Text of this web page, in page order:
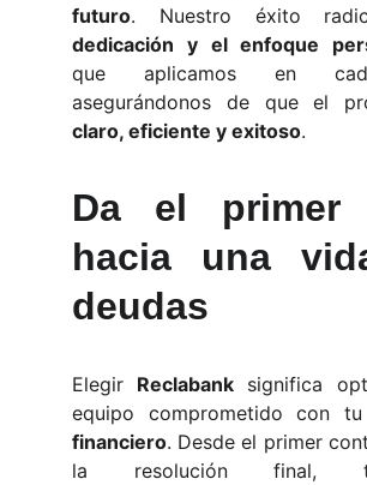
futuro. Nuestro éxito
dedicación y el enfoque
que aplicamos en
asegurándonos de que el
claro, eficiente y exitoso.
Da el primer
hacia una
deudas
Elegir Reclabank significa
equipo comprometido con tu
financiero. Desde el primer
la resolución final,